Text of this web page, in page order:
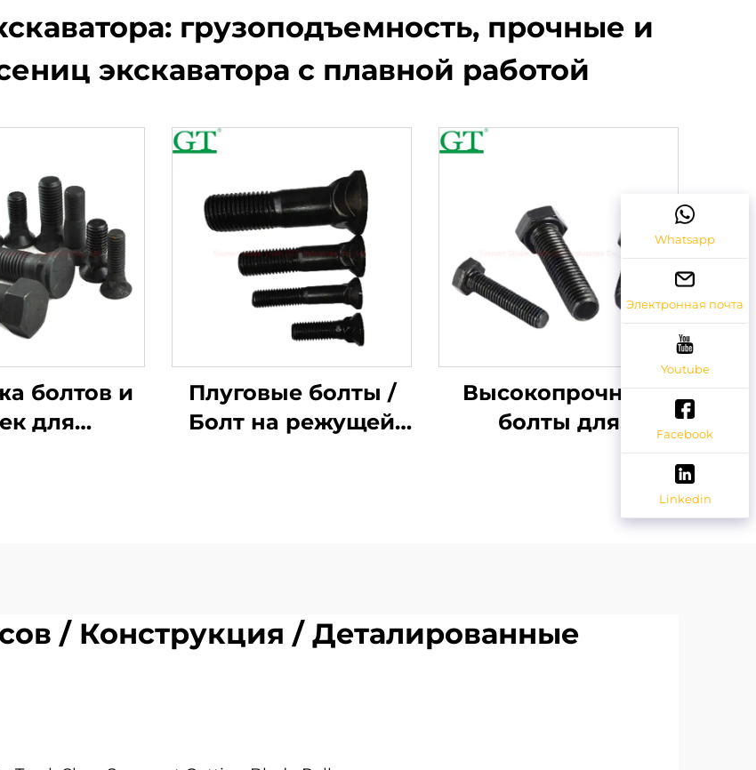
грузоподъемность, прочные и
экскаватора с плавной работой
болтов и
для
Плуговые болты /
Болт на режущей
Высокопрочные
болты для
/ Конструкция / Деталированные
Whatsapp
Электронная почта
Youtube
Facebook
Linkedin